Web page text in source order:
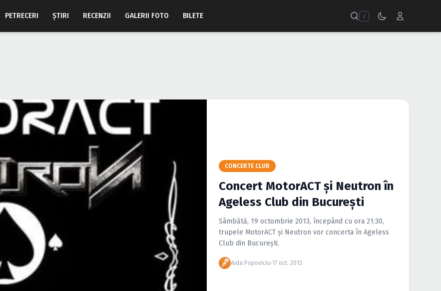
PETRECERI ŞTIRI RECENZII GALERII FOTO BILETE /
CONCERTE CLUB
Concert MotorACT şi Neutron în
Ageless Club din Bucureşti
Sâmbătă, 19 octombrie 2013, începând cu ora 21:30,
trupele MotorACT şi Neutron vor concerta în Ageless
Club din Bucureşti.
Aida Popoviciu·17 oct. 2013